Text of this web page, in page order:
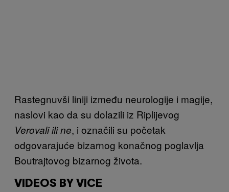
Rastegnuvši liniji između neurologije i magije,
naslovi kao da su dolazili iz Riplijevog
Verovali ili ne, i označili su početak
odgovarajuće bizarnog konačnog poglavlja
Boutrajtovog bizarnog života.
VIDEOS BY VICE